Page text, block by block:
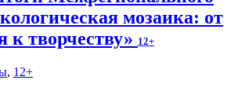
мозаика: от
к творчеству» 12+
, 12+